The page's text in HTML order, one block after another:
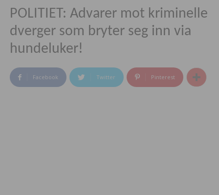
POLITIET: Advarer mot kriminelle
dverger som bryter seg inn via
hundeluker!
Facebook Twitter Pinterest